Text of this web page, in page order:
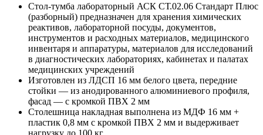
Стол-тумба лабораторный АСК СТ.02.06 Стандарт Плюс
(разборный) предназначен для хранения химических
реактивов, лабораторной посуды, документов,
инструментов и расходных материалов, медицинского
инвентаря и аппаратуры, материалов для исследований
в диагностических лабораториях, кабинетах и палатах
медицинских учреждений
Изготовлен из ЛДСП 16 мм белого цвета, передние
стойки — из анодированного алюминиевого профиля,
фасад — с кромкой ПВХ 2 мм
Столешница накладная выполнена из МДФ 16 мм +
пластик 0,8 мм с кромкой ПВХ 2 мм и выдерживает
нагрузку до 100 кг